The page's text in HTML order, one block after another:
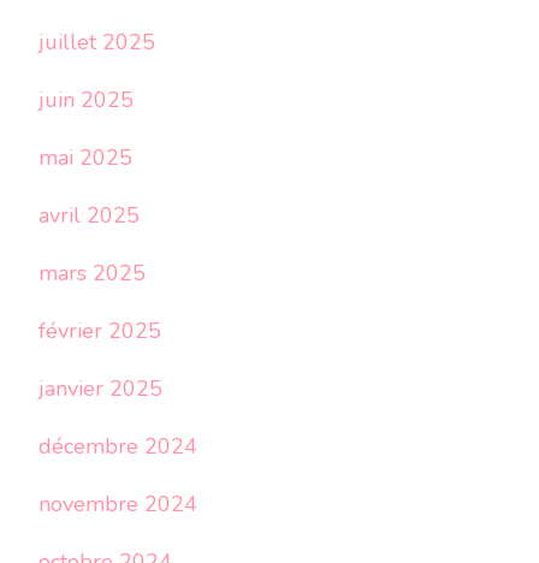
juillet 2025
juin 2025
mai 2025
avril 2025
mars 2025
février 2025
janvier 2025
décembre 2024
novembre 2024